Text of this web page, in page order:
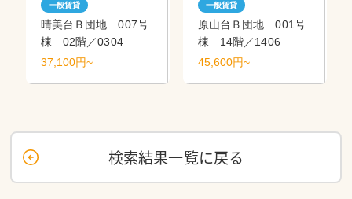
一般賃貸
晴美台Ｂ団地 007号
棟 02階／0304
37,100円~
一般賃貸
原山台Ｂ団地 001号
棟 14階／1406
45,600円~
検索結果一覧に戻る